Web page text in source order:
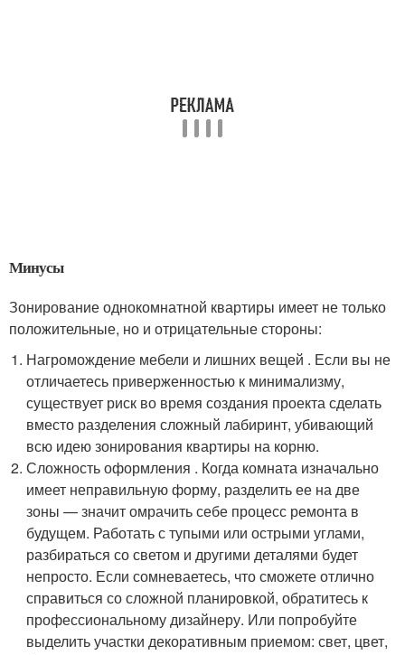
Минусы
Зонирование однокомнатной квартиры имеет не только
положительные, но и отрицательные стороны:
Нагромождение мебели и лишних вещей . Если вы не
отличаетесь приверженностью к минимализму,
существует риск во время создания проекта сделать
вместо разделения сложный лабиринт, убивающий
всю идею зонирования квартиры на корню.
Сложность оформления . Когда комната изначально
имеет неправильную форму, разделить ее на две
зоны — значит омрачить себе процесс ремонта в
будущем. Работать с тупыми или острыми углами,
разбираться со светом и другими деталями будет
непросто. Если сомневаетесь, что сможете отлично
справиться со сложной планировкой, обратитесь к
профессиональному дизайнеру. Или попробуйте
выделить участки декоративным приемом: свет, цвет,